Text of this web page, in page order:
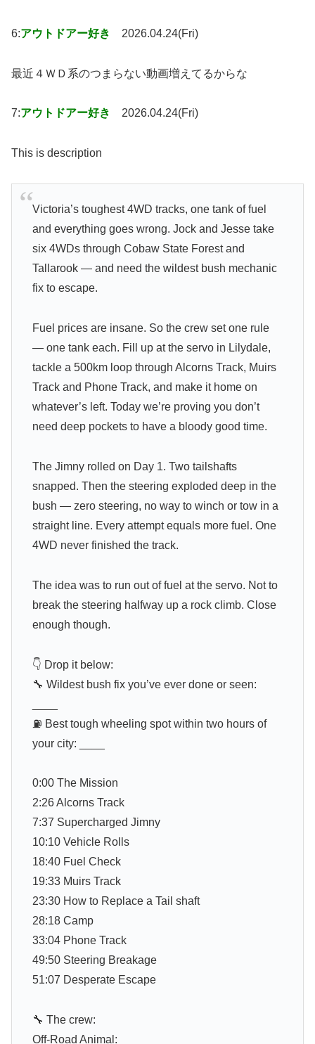
6:アウトドアー好き 2026.04.24(Fri)
最近４ＷＤ系のつまらない動画増えてるからな
7:アウトドアー好き 2026.04.24(Fri)
This is description
Victoria’s toughest 4WD tracks, one tank of fuel
and everything goes wrong. Jock and Jesse take
six 4WDs through Cobaw State Forest and
Tallarook — and need the wildest bush mechanic
fix to escape.
Fuel prices are insane. So the crew set one rule
— one tank each. Fill up at the servo in Lilydale,
tackle a 500km loop through Alcorns Track, Muirs
Track and Phone Track, and make it home on
whatever’s left. Today we’re proving you don’t
need deep pockets to have a bloody good time.
The Jimny rolled on Day 1. Two tailshafts
snapped. Then the steering exploded deep in the
bush — zero steering, no way to winch or tow in a
straight line. Every attempt equals more fuel. One
4WD never finished the track.
The idea was to run out of fuel at the servo. Not to
break the steering halfway up a rock climb. Close
enough though.
👇 Drop it below:
🔧 Wildest bush fix you’ve ever done or seen:
⛽ Best tough wheeling spot within two hours of
your city: ____
0:00 The Mission
2:26 Alcorns Track
7:37 Supercharged Jimny
10:10 Vehicle Rolls
18:40 Fuel Check
19:33 Muirs Track
23:30 How to Replace a Tail shaft
28:18 Camp
33:04 Phone Track
49:50 Steering Breakage
51:07 Desperate Escape
🔧 The crew:
Off-Road Animal: